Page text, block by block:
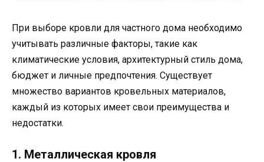
При выборе кровли для частного дома необходимо
учитывать различные факторы, такие как
климатические условия, архитектурный стиль дома,
бюджет и личные предпочтения. Существует
множество вариантов кровельных материалов,
каждый из которых имеет свои преимущества и
недостатки.
1. Металлическая кровля